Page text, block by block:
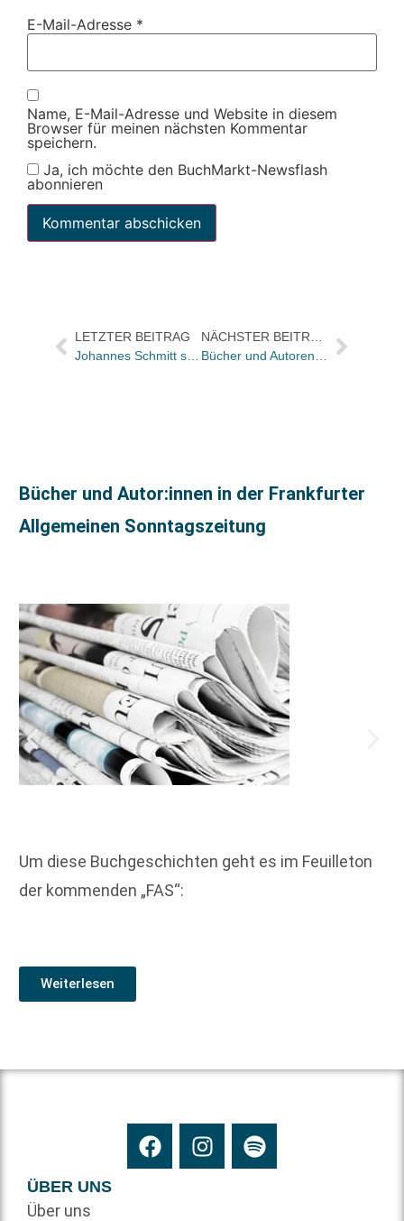
E-Mail-Adresse *
Name, E-Mail-Adresse und Website in diesem
Browser für meinen nächsten Kommentar
speichern.
Ja, ich möchte den BuchMarkt-Newsflash
abonnieren
LETZTER BEITRAG
Johannes Schmitt scheidet aus Geschäftsführung bei Buch Habel aus
Bücher und Autor:innen in der Frankfurter
Allgemeinen Sonntagszeitung
Um diese Buchgeschichten geht es im Feuilleton
der kommenden „FAS“:
Weiterlesen
ÜBER UNS
Über uns